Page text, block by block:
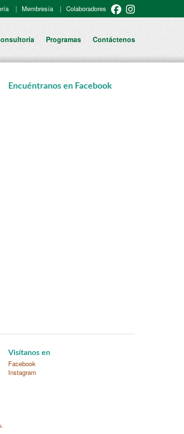
Membresía Colaboradores
Programas Contáctenos
Encuéntranos en Facebook
Visítanos en
Facebook
Instagram
.